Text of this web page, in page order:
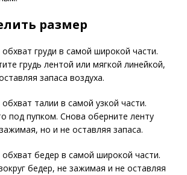
размер
груди в самой широкой части.
грудь лентой или мягкой линейкой,
запаса воздуха.
талии в самой узкой части.
под пупком. Снова оберните ленту
но и не оставляя запаса.
бедер в самой широкой части.
бедер, не зажимая и не оставляя